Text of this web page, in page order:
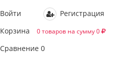
Войти
Регистрация
Корзина
0 товаров на сумму 0
Сравнение 0